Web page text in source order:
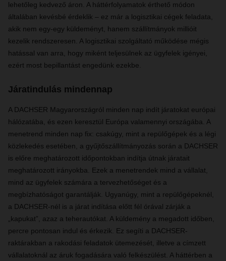
lehetőleg kedvező áron. A háttérfolyamatok érthető módon
általában kevésbé érdeklik – ez már a logisztikai cégek feladata,
akik nem egy-egy küldeményt, hanem szállítmányok millióit
kezelik rendszeresen. A logisztikai szolgáltató működése mégis
hatással van arra, hogy miként teljesülnek az ügyfelek igényei,
ezért most bepillantást engedünk ezekbe.
Járatindulás mindennap
A DACHSER Magyarországról minden nap indít járatokat európai
hálózatába, és ezen keresztül Európa valamennyi országába. A
menetrend minden nap fix: csakúgy, mint a repülőgépek és a légi
közlekedés esetében, a gyűjtőszállítmányozás során a DACHSER
is előre meghatározott időpontokban indítja útnak járatait
meghatározott irányokba. Ezek a menetrendek mind a vállalat,
mind az ügyfelek számára a tervezhetőséget és a
megbízhatóságot garantálják. Ugyanúgy, mint a repülőgépeknél,
a DACHSER-nél is a járat indítása előtt fél órával zárják a
„kapukat”, azaz a teherautókat. A küldemény a megadott időben,
percre pontosan indul és érkezik. Ez segíti a DACHSER-
raktárakban a rakodási feladatok ütemezését, illetve a címzett
vállalatoknál az áruk fogadására való felkészülést. A háttérben a